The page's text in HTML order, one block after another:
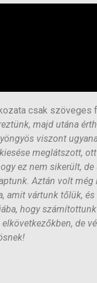
csak
majd utána
viszont
meglátszott,
ez nem sikerült,
Aztán volt
amit vártunk tőlük,
hogy
de